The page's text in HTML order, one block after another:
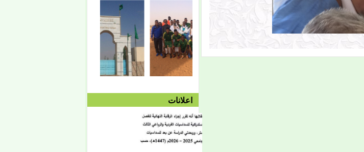
الموافق 2020/12/28م حتى
2021/10/01م
الفصل الثاني:
بداية المحاضرات:
الإثنين 1442/05/27هـ
الموافق 2021/01/11م
توقف دروس الفصل الثاني:
الأربعاء 1442/08/25هـ
1442/09/03هـ
الموافق 04/10 وحتى
2021/04/15م
الدورة الاستدراكية الثانية:
الثلاثاء 09/08 وحتى
1442/09/12هـ
اعلانات